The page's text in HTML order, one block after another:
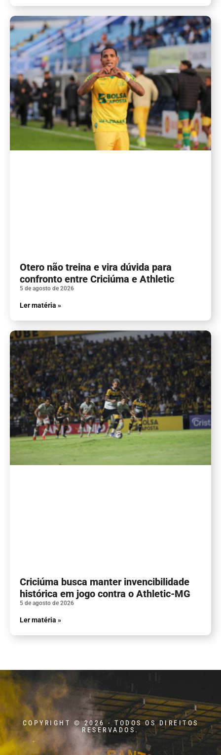
Otero não treina e vira dúvida para
confronto entre Criciúma e Athletic
5 de agosto de 2026
Ler matéria »
Criciúma busca manter invencibilidade
histórica em jogo contra o Athletic-MG
5 de agosto de 2026
Ler matéria »
COPYRIGHT © 2026 - TODOS OS DIREITOS
RESERVADOS.